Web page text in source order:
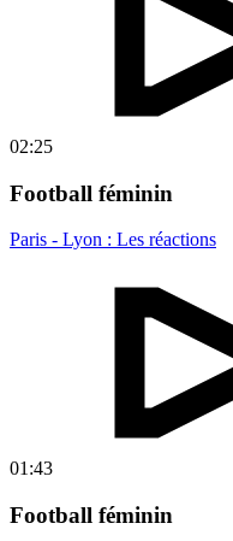
02:25
Football féminin
Paris - Lyon : Les réactions
01:43
Football féminin